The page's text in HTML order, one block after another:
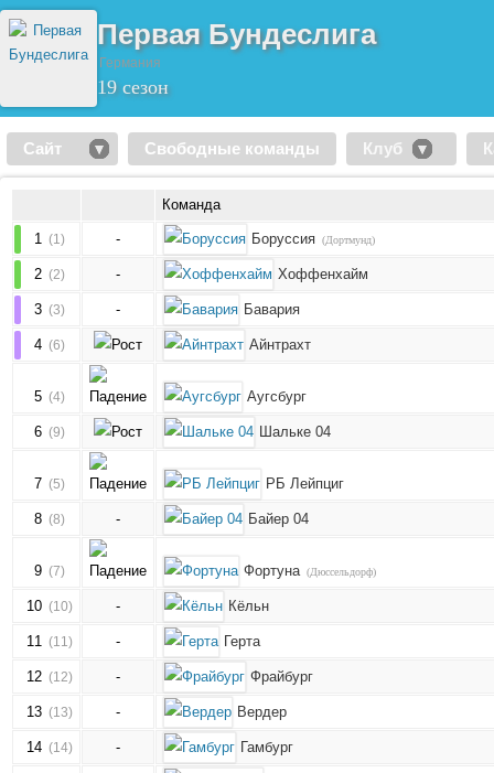
Первая Бундеслига
Германия
19 сезон
Сайт Свободные команды Клуб
Команда
1 (1) - Боруссия (Дортмунд)
2 (2) - Хоффенхайм
3 (3) - Бавария
4 (6) Айнтрахт
5 (4) Аугсбург
6 (9) Шальке 04
7 (5) РБ Лейпциг
8 (8) - Байер 04
9 (7) Фортуна (Дюссельдорф)
10 (10) - Кёльн
11 (11) - Герта
12 (12) - Фрайбург
13 (13) - Вердер
14 (14) - Гамбург